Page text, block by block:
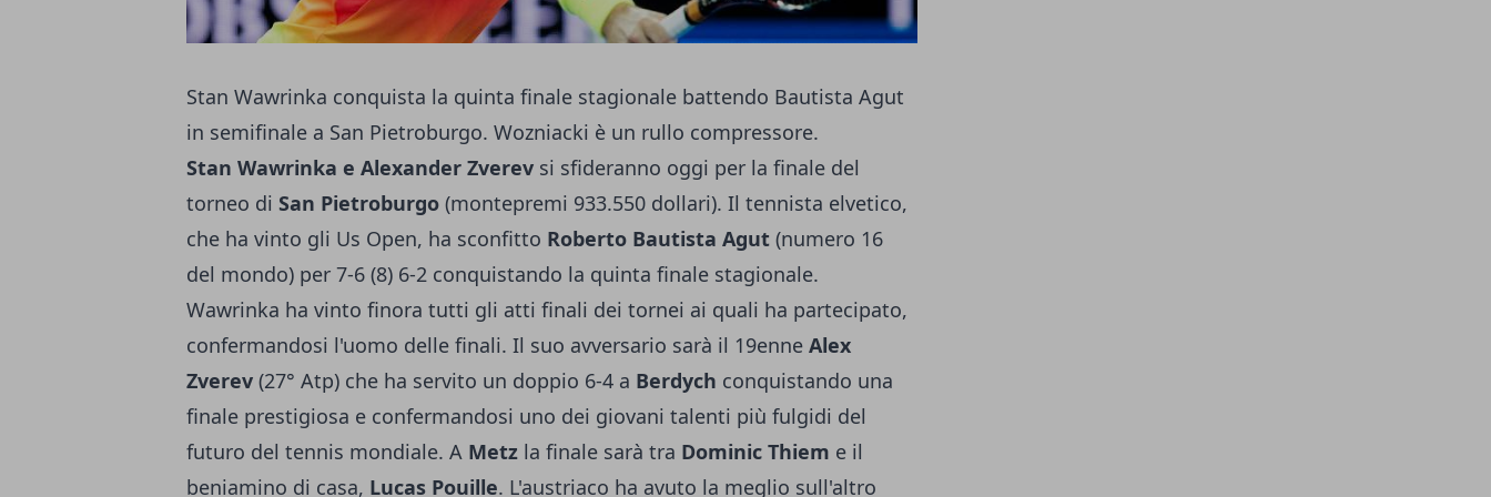
Stan Wawrinka conquista la quinta finale stagionale battendo Bautista Agut
in semifinale a San Pietroburgo. Wozniacki è un rullo compressore.
Stan Wawrinka e Alexander Zverev si sfideranno oggi per la finale del
torneo di San Pietroburgo (montepremi 933.550 dollari). Il tennista elvetico,
che ha vinto gli Us Open, ha sconfitto Roberto Bautista Agut (numero 16
del mondo) per 7-6 (8) 6-2 conquistando la quinta finale stagionale.
Wawrinka ha vinto finora tutti gli atti finali dei tornei ai quali ha partecipato,
confermandosi l'uomo delle finali. Il suo avversario sarà il 19enne Alex
Zverev (27° Atp) che ha servito un doppio 6-4 a Berdych conquistando una
finale prestigiosa e confermandosi uno dei giovani talenti più fulgidi del
futuro del tennis mondiale. A Metz la finale sarà tra Dominic Thiem e il
beniamino di casa, Lucas Pouille. L'austriaco ha avuto la meglio sull'altro